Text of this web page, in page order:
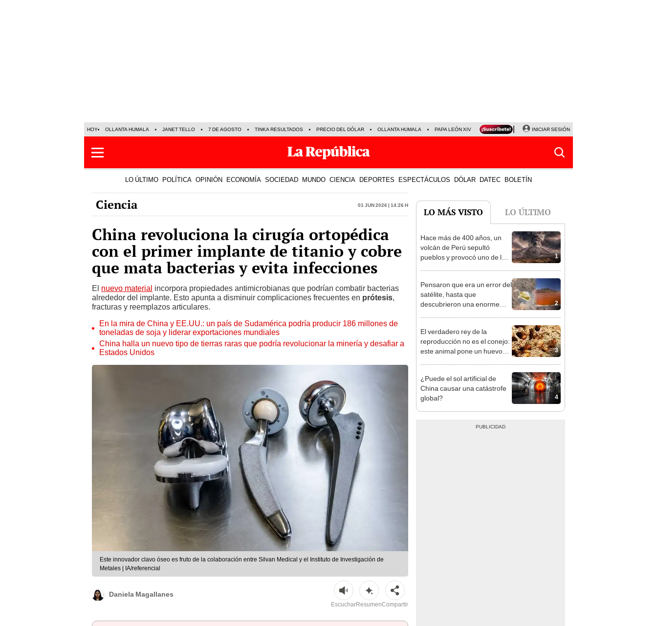
HOY OLLANTA HUMALA JANET TELLO 7 DE AGOSTO TINKA RESULTADOS PRECIO DEL DÓLAR OLLANTA HUMALA PAPA LEÓN XIV NALDY SALDAÑA LA BELLA LUZ
INICIAR SESIÓN
LO ÚLTIMO POLÍTICA OPINIÓN ECONOMÍA SOCIEDAD MUNDO CIENCIA DEPORTES ESPECTÁCULOS DÓLAR DATEC BOLETÍN
Ciencia 01 Jun 2026 | 14:26 h
China revoluciona la cirugía ortopédica
con el primer implante de titanio y cobre
que mata bacterias y evita infecciones
El nuevo material incorpora propiedades antimicrobianas que podrían combatir bacterias
alrededor del implante. Esto apunta a disminuir complicaciones frecuentes en prótesis,
fracturas y reemplazos articulares.
En la mira de China y EE.UU.: un país de Sudamérica podría producir 186 millones de
toneladas de soja y liderar exportaciones mundiales
China halla un nuevo tipo de tierras raras que podría revolucionar la minería y desafiar a
Estados Unidos
Este innovador clavo óseo es fruto de la colaboración entre Silvan Medical y el Instituto de Investigación de
Metales | IA/referencial
Daniela Magallanes
EscucharResumenCompartir
LO MÁS VISTO LO ÚLTIMO
1
Hace más de 400 años, un
volcán de Perú sepultó
pueblos y provocó uno de los
2
Pensaron que era un error del
satélite, hasta que
descubrieron una enorme
3
El verdadero rey de la
reproducción no es el conejo:
este animal pone un huevo
habita la Antártida
4
¿Puede el sol artificial de
China causar una catástrofe
global?